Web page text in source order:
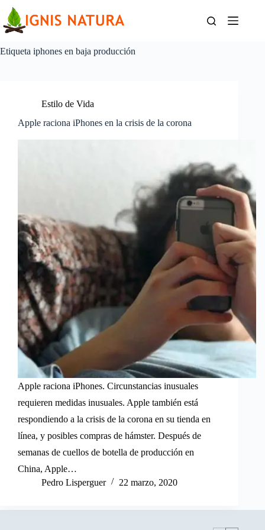
contenido
Etiqueta iphones en baja producción
Estilo de Vida
Apple raciona iPhones en la crisis de la corona
Apple raciona iPhones. Circunstancias inusuales
requieren medidas inusuales. Apple también está
respondiendo a la crisis de la corona en su tienda en
línea, y posibles compras de hámster. Después de
semanas de cuellos de botella de producción en
China, Apple…
Pedro Lisperguer
22 marzo, 2020